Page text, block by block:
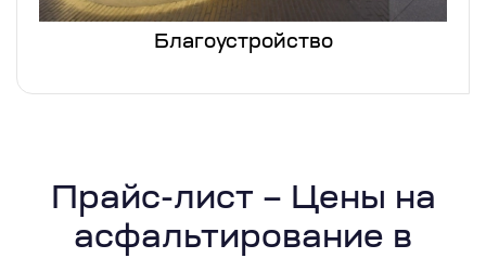
Благоустройство
Прайс-лист – Цены на
асфальтирование в